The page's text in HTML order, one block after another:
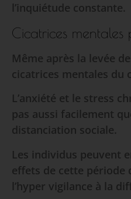
l’inquiétude constante.
Cicatrices mentales
Même après la levée
cicatrices mentales du
L’anxiété et le stress
pas aussi facilement
distanciation sociale.
Les individus peuvent
effets de cette période
l’hyper vigilance à la